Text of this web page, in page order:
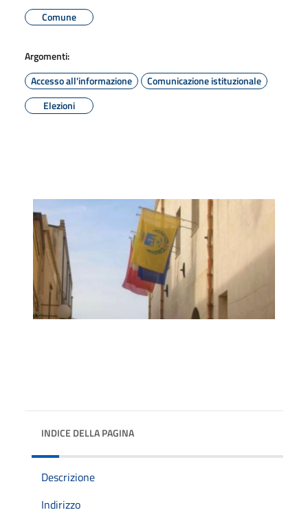
Comune
Argomenti:
Accesso all'informazione
Comunicazione istituzionale
Elezioni
INDICE DELLA PAGINA
Descrizione
Indirizzo